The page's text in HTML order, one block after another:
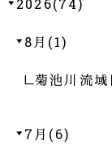
2026(74)
8月(1)
菊池川流域
7月(6)